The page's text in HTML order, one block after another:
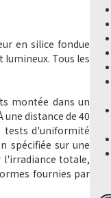
en silice fondue
Tous les
montée dans un
une distance de 40
tests d'uniformité
spécifiée sur une
l'irradiance totale,
fournies par